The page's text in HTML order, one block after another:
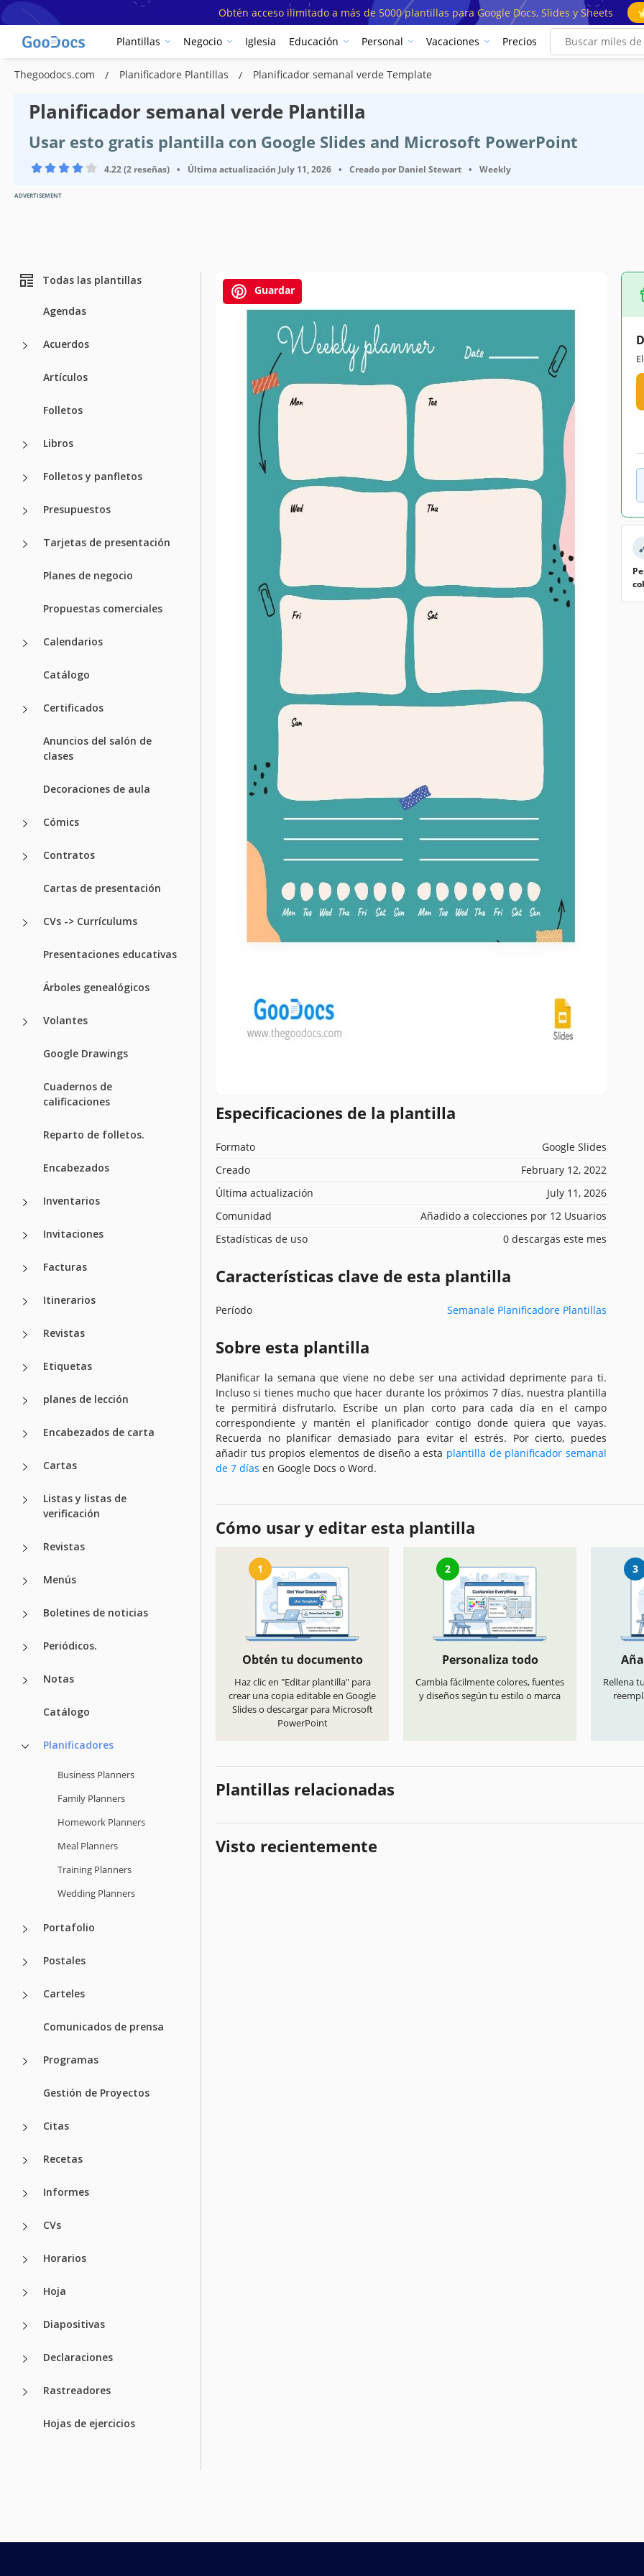
Obtén acceso ilimitado a más de 5000 plantillas para Google Docs, Slides y Sheets
Plantillas Negocio Iglesia Educación Personal Vacaciones Precios
Thegoodocs.com Planificadore Plantillas Planificador semanal verde Template
Planificador semanal verde Plantilla
Usar esto gratis plantilla con Google Slides and Microsoft PowerPoint
4.22 (2 reseñas) • Última actualización July 11, 2026 • Creado por Daniel Stewart • Weekly
ADVERTISEMENT
Todas las plantillas
Agendas
Acuerdos
Artículos
Folletos
Libros
Folletos y panfletos
Presupuestos
Tarjetas de presentación
Planes de negocio
Propuestas comerciales
Calendarios
Catálogo
Certificados
Anuncios del salón de
clases
Decoraciones de aula
Cómics
Contratos
Cartas de presentación
CVs -> Currículums
Presentaciones educativas
Árboles genealógicos
Volantes
Google Drawings
Cuadernos de
calificaciones
Reparto de folletos.
Encabezados
Inventarios
Invitaciones
Facturas
Itinerarios
Revistas
Etiquetas
planes de lección
Encabezados de carta
Cartas
Listas y listas de
verificación
Revistas
Menús
Boletines de noticias
Periódicos.
Notas
Catálogo
Planificadores
Business Planners
Family Planners
Homework Planners
Meal Planners
Training Planners
Wedding Planners
Portafolio
Postales
Carteles
Comunicados de prensa
Programas
Gestión de Proyectos
Citas
Recetas
Informes
CVs
Horarios
Hoja
Diapositivas
Declaraciones
Rastreadores
Hojas de ejercicios
Guardar
Especificaciones de la plantilla
Formato
Google Slides
Creado
February 12, 2022
Última actualización
July 11, 2026
Comunidad
Añadido a colecciones por 12 Usuarios
Estadísticas de uso
0 descargas este mes
Características clave de esta plantilla
Período Semanale Planificadore Plantillas
Sobre esta plantilla
Planificar la semana que viene no debe ser una actividad deprimente para ti.
Incluso si tienes mucho que hacer durante los próximos 7 días, nuestra plantilla
te permitirá disfrutarlo. Escribe un plan corto para cada día en el campo
correspondiente y mantén el planificador contigo donde quiera que vayas.
Recuerda no planificar demasiado para evitar el estrés. Por cierto, puedes
añadir tus propios elementos de diseño a esta plantilla de planificador semanal
de 7 días en Google Docs o Word.
Cómo usar y editar esta plantilla
1
Obtén tu documento
Haz clic en "Editar plantilla" para
crear una copia editable en Google
Slides o descargar para Microsoft
PowerPoint
2
Personaliza todo
Cambia fácilmente colores, fuentes
y diseños según tu estilo o marca
3
Rellena
Plantillas relacionadas
Visto recientemente